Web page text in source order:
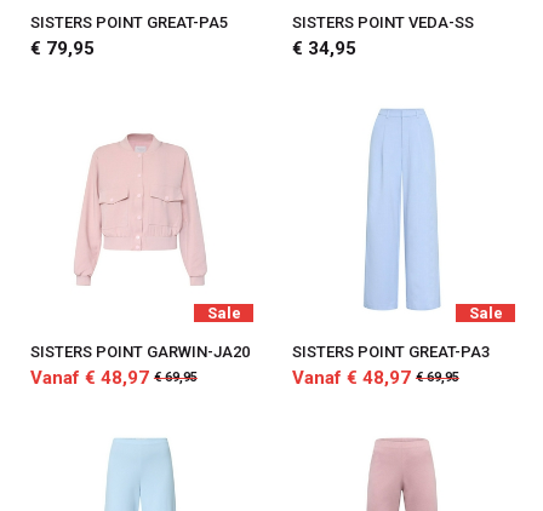
SISTERS POINT GREAT-PA5
€ 79,95
SISTERS POINT VEDA-SS
€ 34,95
Sale
SISTERS POINT GARWIN-JA20
Vanaf € 48,97 € 69,95
Sale
SISTERS POINT GREAT-PA3
Vanaf € 48,97 € 69,95